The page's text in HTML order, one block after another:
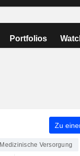
Portfolios
Zu
Medizinische Versorgung